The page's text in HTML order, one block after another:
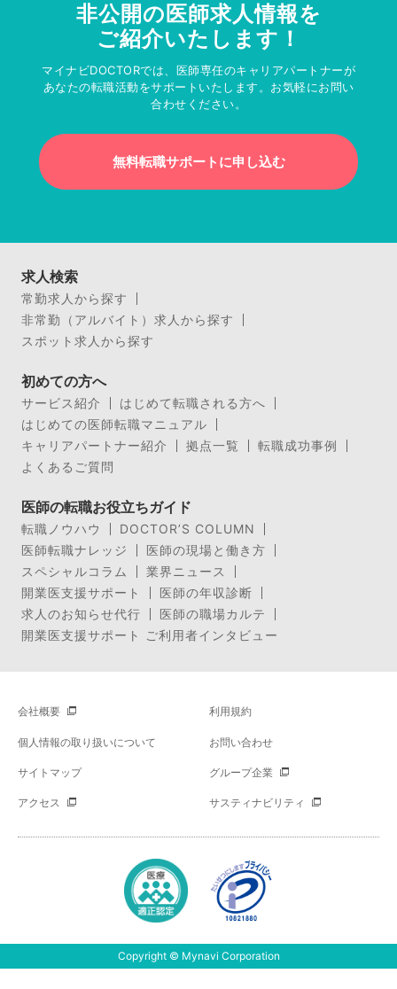
非公開の医師求人情報を
ご紹介いたします！
マイナビDOCTORでは、医師専任のキャリアパートナーが
あなたの転職活動をサポートいたします。お気軽にお問い
合わせください。
無料転職サポートに申し込む
求人検索
常勤求人から探す
非常勤（アルバイト）求人から探す
スポット求人から探す
初めての方へ
サービス紹介
はじめて転職される方へ
はじめての医師転職マニュアル
キャリアパートナー紹介
拠点一覧
転職成功事例
よくあるご質問
医師の転職お役立ちガイド
転職ノウハウ
DOCTOR’S COLUMN
医師転職ナレッジ
医師の現場と働き方
スペシャルコラム
業界ニュース
開業医支援サポート
医師の年収診断
求人のお知らせ代行
医師の職場カルテ
開業医支援サポート ご利用者インタビュー
会社概要 利用規約
個人情報の取り扱いについて お問い合わせ
サイトマップ グループ企業
アクセス サスティナビリティ
Copyright © Mynavi Corporation